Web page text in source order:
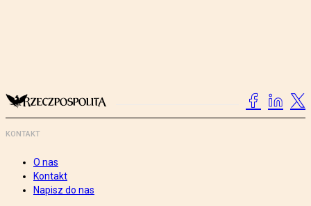
KONTAKT
O nas
Kontakt
Napisz do nas